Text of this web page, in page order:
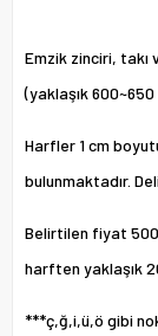
Emzik zinciri, takı
(yaklaşık
Harfler 1 cm
bulunmaktadır.
Belirtilen fiyat 500
harften yaklaşık
***ç,ğ,i,ü,ö gibi